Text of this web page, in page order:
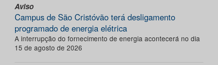
Aviso
Campus de São Cristóvão terá desligamento
programado de energia elétrica
A interrupção do fornecimento de energia acontecerá no dia
15 de agosto de 2026